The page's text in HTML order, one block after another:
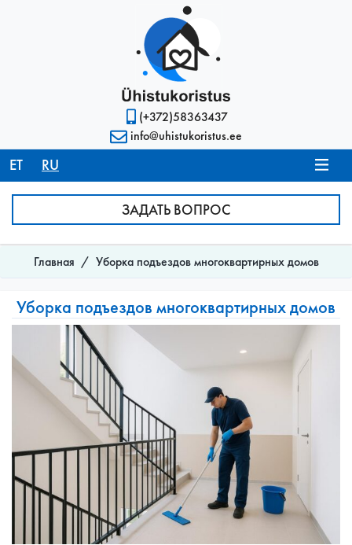
info@uhistukoristus.ee
(+372)58363437
ET RU
ЗАДАТЬ ВОПРОС
Главная Уборка подъездов многоквартирных домов
Уборка подъездов многоквартирных домов